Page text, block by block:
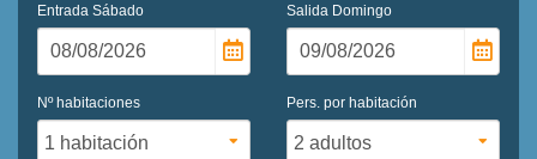
Entrada Sábado Salida Domingo
Nº habitaciones Pers. por habitación